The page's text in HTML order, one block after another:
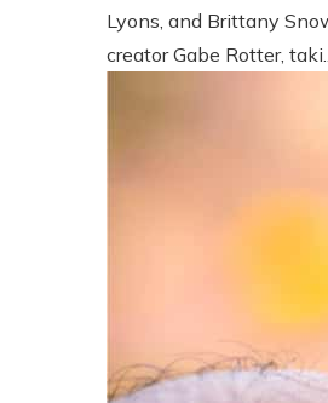
Lyons, and Brittany
creator Gabe Rotter, taki...